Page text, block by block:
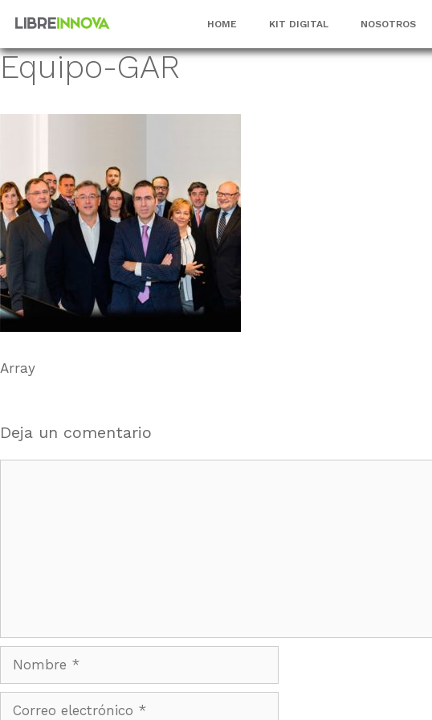
contenido
HOME KIT DIGITAL NOSOTROS
Equipo-GAR
Array
Deja un comentario
Nombre